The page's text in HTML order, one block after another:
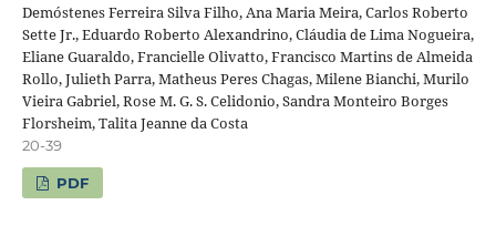
Demóstenes Ferreira Silva Filho, Ana Maria Meira, Carlos Roberto
Sette Jr., Eduardo Roberto Alexandrino, Cláudia de Lima Nogueira,
Eliane Guaraldo, Francielle Olivatto, Francisco Martins de Almeida
Rollo, Julieth Parra, Matheus Peres Chagas, Milene Bianchi, Murilo
Vieira Gabriel, Rose M. G. S. Celidonio, Sandra Monteiro Borges
Florsheim, Talita Jeanne da Costa
20-39
PDF